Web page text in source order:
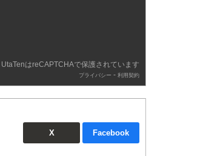
UtaTenはreCAPTCHAで保護されています
プライバシー - 利用契約
X Facebook